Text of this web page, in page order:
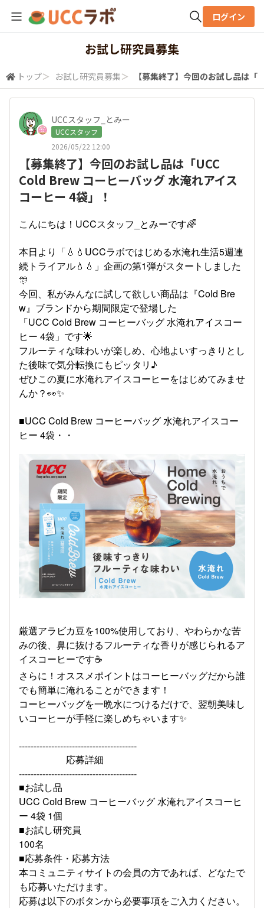
検索
ログイン
お試し研究員募集
トップ＞ お試し研究員募集＞ 【募集終了】今回のお試し品は
UCCスタッフ_とみー
UCCスタッフ
2026/05/22 12:00
【募集終了】今回のお試し品は「UCC
Cold Brew コーヒーバッグ 水淹れアイス
コーヒー 4袋」！
こんにちは！UCCスタッフ_とみーです🌈
本日より「 💧💧UCCラボではじめる水淹れ生活5週連
続トライアル💧💧 」企画の第1弾がスタートしました
🎊
今回、私がみんなに試して欲しい商品は『Cold Bre
w』ブランドから期間限定で登場した
「UCC Cold Brew コーヒーバッグ 水淹れアイスコー
ヒー 4袋」です🌟
フルーティな味わいが楽しめ、心地よいすっきりとし
た後味で気分転換にもピッタリ♪
ぜひこの夏に水淹れアイスコーヒーをはじめてみませ
んか？👀✨
■UCC Cold Brew コーヒーバッグ 水淹れアイスコー
ヒー 4袋・・
厳選アラビカ豆を100%使用しており、やわらかな苦
みの後、鼻に抜けるフルーティな香りが感じられるア
イスコーヒーです☕
さらに！オススメポイントはコーヒーバッグだから誰
でも簡単に淹れることができます！
コーヒーバッグを一晩水につけるだけで、翌朝美味し
いコーヒーが手軽に楽しめちゃいます✨
----------------------------------------
応募詳細
----------------------------------------
■お試し品
UCC Cold Brew コーヒーバッグ 水淹れアイスコーヒ
ー 4袋 1個
■お試し研究員
100名
■応募条件・応募方法
本コミュニティサイトの会員の方であれば、どなたで
も応募いただけます。
応募は以下のボタンから必要事項をご入力ください。